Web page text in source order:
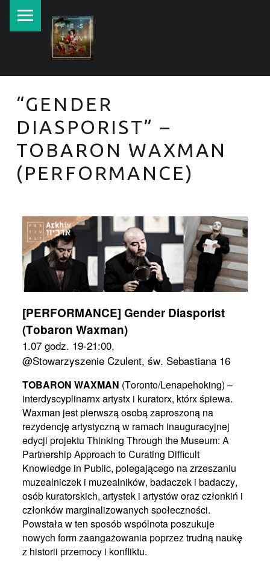
“GENDER
DIASPORIST” –
TOBARON WAXMAN
(PERFORMANCE)
[PERFORMANCE] Gender Diasporist
(Tobaron Waxman)
1.07 godz. 19-21:00,
@Stowarzyszenie Czulent, św. Sebastiana 16
TOBARON WAXMAN (Toronto/Lenapehoking) –
interdyscyplinarnx artystx i kuratorx, którx śpiewa.
Waxman jest pierwszą osobą zaproszoną na
rezydencję artystyczną w ramach inauguracyjnej
edycji projektu Thinking Through the Museum: A
Partnership Approach to Curating Difficult
Knowledge in Public, polegającego na zrzeszaniu
muzealniczek i muzealników, badaczek i badaczy,
osób kuratorskich, artystek i artystów oraz członkiń i
członków marginalizowanych społeczności.
Powstała w ten sposób wspólnota poszukuje
nowych form zaangażowania poprzez trudną naukę
z historii przemocy i konfliktu.